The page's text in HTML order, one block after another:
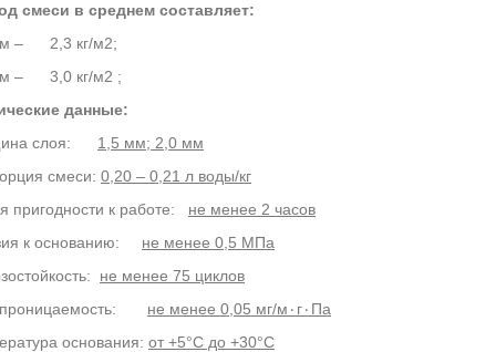
смеси в среднем составляет:
– 2,3 кг/м2;
– 3,0 кг/м2 ;
данные:
слоя:
1,5 мм; 2,0 мм
смеси: 0,20 – 0,21 л воды/кг
пригодности к работе: не менее 2 часов
к основанию: не менее 0,5 МПа
не менее 75 циклов
не менее 0,05 мг/м ٠ г٠ Па
основания: от +5°С до +30°С